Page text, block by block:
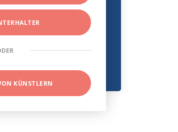
KÜNSTLERN